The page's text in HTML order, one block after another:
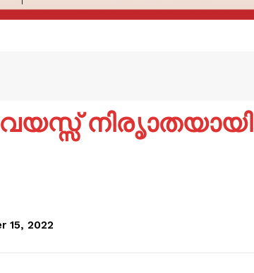
വയസ്സ് നിരൃാതയായി
15, 2022